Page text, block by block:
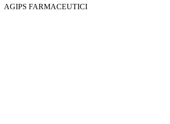
AGIPS FARMACEUTICI